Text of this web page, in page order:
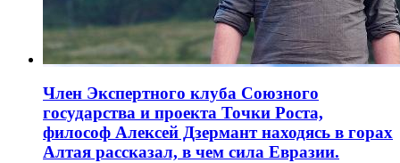
Член Экспертного клуба Союзного
государства и проекта Точки Роста,
философ Алексей Дзермант находясь в горах
Алтая рассказал, в чем сила Евразии.